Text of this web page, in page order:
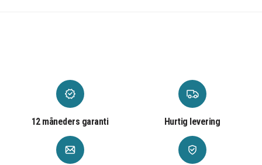
at reparere din iPhone-skærm eller udskifte batteriet i
din Samsung Galaxy kan du forlænge enhedens levetid.
bruge.
Høretelefoner til dine behov
12 måneders garanti Hurtig levering